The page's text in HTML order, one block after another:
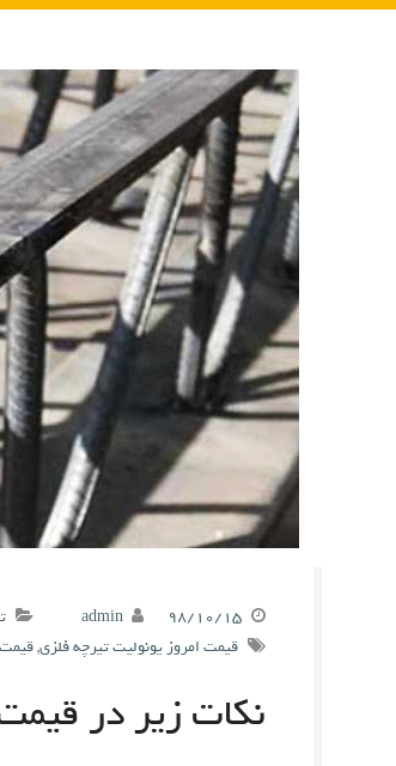
۹۸/۱۰/۱۵ admin
قیمت امروز یونولیت تیرچه فلزی,
نکات زیر در